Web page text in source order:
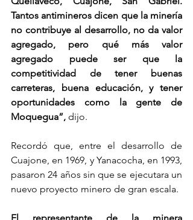
Tantos antimineros dicen que la minería
no contribuye al desarrollo, no da valor
agregado, pero qué más valor
agregado puede ser que la
competitividad de tener buenas
carreteras, buena educación, y tener
oportunidades como la gente de
Moquegua”, dijo.
Recordó que, entre el desarrollo de
Cuajone, en 1969, y Yanacocha, en 1993,
pasaron 24 años sin que se ejecutara un
nuevo proyecto minero de gran escala.